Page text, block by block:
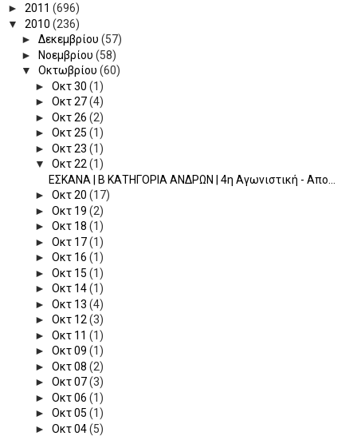
► 2011 (696)
▼ 2010 (236)
► Δεκεμβρίου (57)
►
Νοεμβρίου (58)
▼ Οκτωβρίου (60)
► Οκτ 30 (1)
► Οκτ 27(4)
► Οκτ 26 (2)
► Οκτ 25 (1)
► Οκτ 23 (1)
▼ Οκτ 22(1)
ΕΣΚΑΝΑ | B ΚΑΤΗΓΟΡΙΑ ΑΝΔΡΩΝ | 4η Αγωνιστική - Απο...
► Οκτ 20 (17)
► Οκτ 19 (2)
► Οκτ 18 (1)
► Οκτ 17(1)
► Οκτ 16 (1)
► Οκτ 15 (1)
► Οκτ 14(1)
► Οκτ 13 (4)
► Οκτ 12(3)
► Οκτ 11 (1)
► Οκτ 09 (1)
► Οκτ 08 (2)
► Οκτ 07(3)
► Οκτ 06 (1)
► Οκτ 05 (1)
► Οκτ 04(5)